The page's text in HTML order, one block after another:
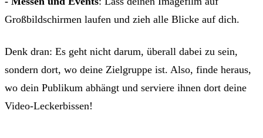
Großbildschirmen laufen und zieh alle Blicke auf dich.
Denk dran: Es geht nicht darum, überall dabei zu sein,
sondern dort, wo deine Zielgruppe ist. Also, finde heraus,
wo dein Publikum abhängt und serviere ihnen dort deine
Video-Leckerbissen!